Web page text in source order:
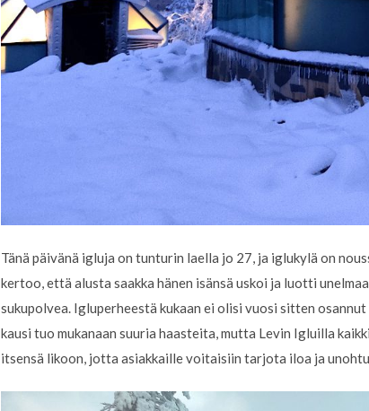
Tänä päivänä igluja on tunturin laella jo 27, ja iglukylä on
kertoo, että alusta saakka hänen isänsä uskoi ja luotti
sukupolvea. Igluperheestä kukaan ei olisi vuosi sitten
kausi tuo mukanaan suuria haasteita, mutta Levin Igluilla
itsensä likoon, jotta asiakkaille voitaisiin tarjota iloa ja